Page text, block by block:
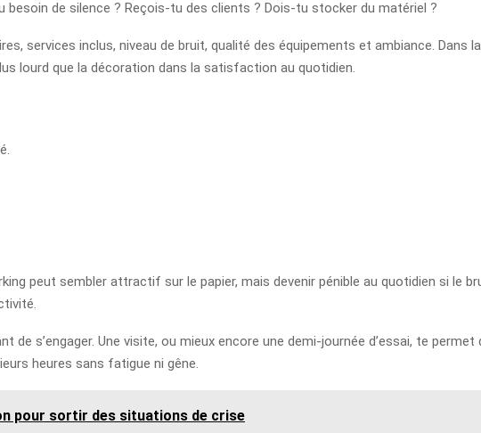
de silence ? Reçois-tu des clients ? Dois-tu stocker du matériel ?
services inclus, niveau de bruit, qualité des équipements et ambiance. Dans
lourd que la décoration dans la satisfaction au quotidien.
peut sembler attractif sur le papier, mais devenir pénible au quotidien si le
de s’engager. Une visite, ou mieux encore une demi-journée d’essai, te permet
heures sans fatigue ni gêne.
pour sortir des situations de crise